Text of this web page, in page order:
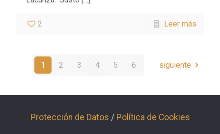
2 Leer más
1 2 3 4 5 6 siguiente
Protección de Datos / Política de Cookies